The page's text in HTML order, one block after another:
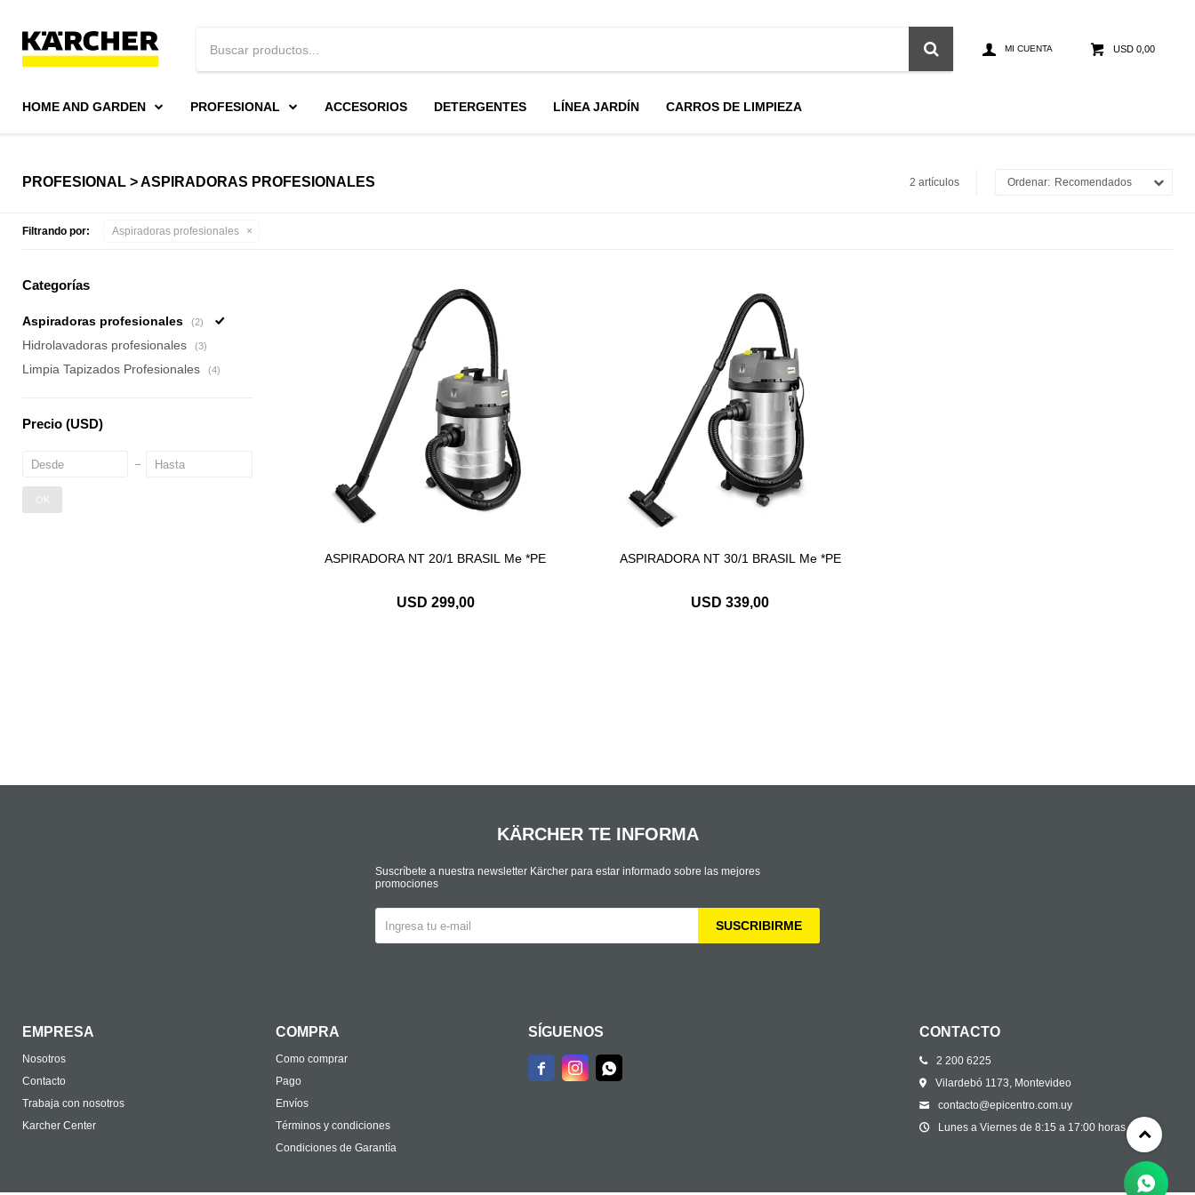
HOME AND GARDEN PROFESIONAL ACCESORIOS DETERGENTES LÍNEA JARDÍN CARROS DE LIMPIEZA
USD 0,00
PROFESIONAL > ASPIRADORAS PROFESIONALES 2 artículos Recomendados
Filtrando por: Aspiradoras profesionales
ASPIRADORA NT 20/1 BRASIL Me *PE
USD 299,00
ASPIRADORA NT 30/1 BRASIL Me *PE
USD 339,00
Categorías
Aspiradoras profesionales (2)
Hidrolavadoras profesionales (3)
Limpia Tapizados Profesionales (4)
Precio (USD)
OK
CONTACTO
2 200 6225
Vilardebó 1173, Montevideo
contacto@epicentro.com.uy
Lunes a Viernes de 8:15 a 17:00 horas
EMPRESA
Nosotros
Contacto
Trabaja con nosotros
Karcher Center
COMPRA
Como comprar
Pago
Envíos
Términos y condiciones
Condiciones de Garantía
SÍGUENOS
  
KÄRCHER TE INFORMA
Suscríbete a nuestra newsletter Kärcher para estar informado sobre las mejores
promociones
SUSCRIBIRME